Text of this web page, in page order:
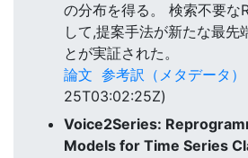
の分布を得る。 検索不要な
して,提案手法が新たな最先
とが実証された。
論文 参考訳（メタデータ）
25T03:02:25Z)
Voice2Series:
Models for Time Series